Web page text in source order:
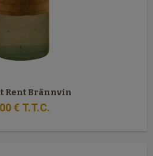
Rent Brännvin
€ T.T.C.